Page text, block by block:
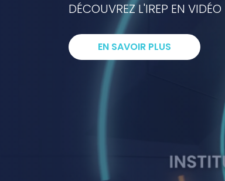
INSTITUT DE RECHERCHES
I
DÉCOUVREZ L'IREP EN VIDÉO
EN SAVOIR PLUS